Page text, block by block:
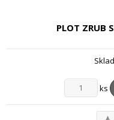
PLOT ZRUB
ks